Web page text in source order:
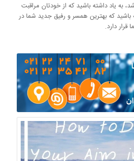
به یاد داشته باشید که از خودتان مراقبت
که بهترین همسر و رفیق جدید شما در
دارد.